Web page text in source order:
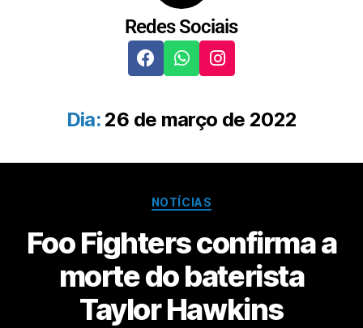
Redes Sociais
Dia: 26 de março de 2022
NOTÍCIAS
Foo Fighters confirma a
morte do baterista
Taylor Hawkins